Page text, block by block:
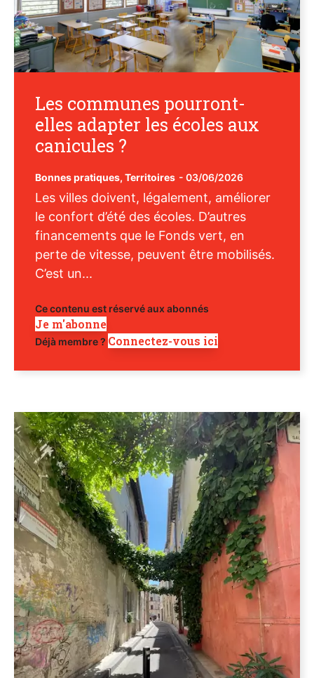
Les communes pourront-
elles adapter les écoles aux
canicules ?
Bonnes pratiques, Territoires - 03/06/2026
Les villes doivent, légalement, améliorer
le confort d’été des écoles. D’autres
financements que le Fonds vert, en
perte de vitesse, peuvent être mobilisés.
C’est un...
Ce contenu est réservé aux abonnés
Je m'abonne
Déjà membre ? Connectez-vous ici